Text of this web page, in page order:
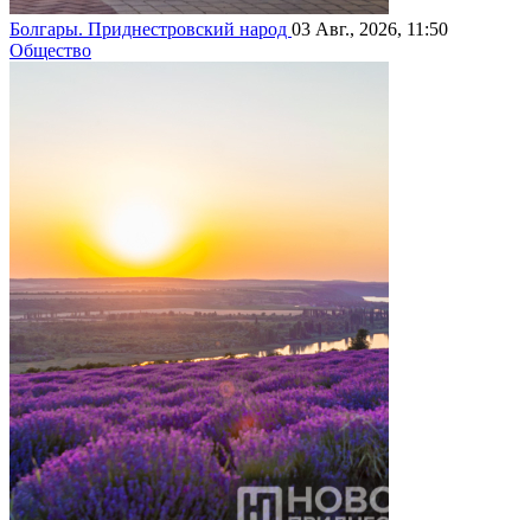
Болгары. Приднестровский народ 03 Авг., 2026, 11:50
Общество